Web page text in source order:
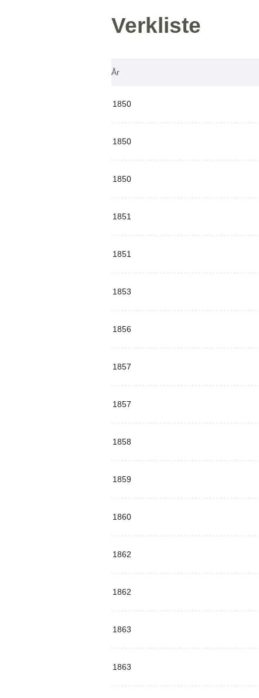
Verkliste
År
1850
1850
1850
1851
1851
1853
1856
1857
1857
1858
1859
1860
1862
1862
1863
1863